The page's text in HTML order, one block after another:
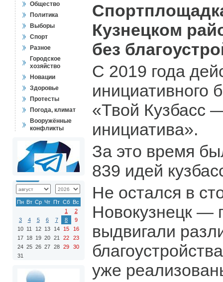
Общество
Политика
Выборы
Спорт
Разное
Городское
хозяйство
Новации
Здоровье
Протесты
Погода, климат
Вооружённые
конфликты
Пн Вт Ср Чт Пт Сб Вс
1
2
3
4 5 6 7 8
9
10 11 12 13 14 15
16
17 18 19 20 21 22
23
24 25 26 27 28 29
30
31
Кузнецком
без
С 2019 года
инициативного
«Твой Кузбасс
инициатива».
За это время
839 идей
Не остался в
Новокузнецк —
выдвигали
уже